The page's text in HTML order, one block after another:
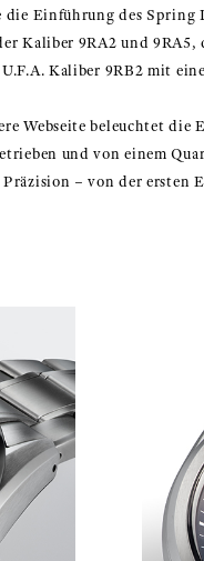
die Einführung des
Kaliber 9RA2 und 9RA5,
Kaliber 9RB2 mit
Webseite beleuchtet
und von einem
Präzision – von der ersten